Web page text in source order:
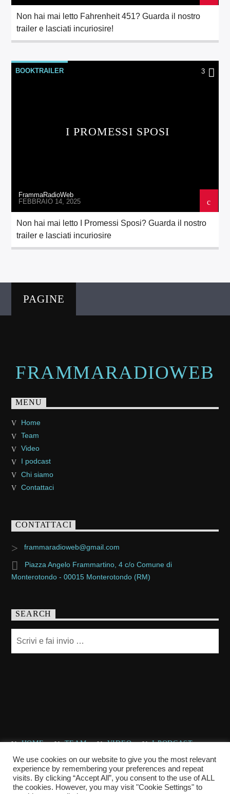
Non hai mai letto Fahrenheit 451? Guarda il nostro
trailer e lasciati incuriosire!
BOOKTRAILER 3
I PROMESSI SPOSI
FrammaRadioWeb
FEBBRAIO 14, 2025
Non hai mai letto I Promessi Sposi? Guarda il nostro
trailer e lasciati incuriosire
PAGINE
FRAMMARADIOWEB
MENU
Home
Team
Video
I podcast
Chi siamo
Contattaci
CONTATTACI
frammaradioweb@gmail.com
Piazza Angelo Frammartino, 4 c/o Comune di
Monterotondo - 00015 Monterotondo (RM)
SEARCH
HOME TEAM VIDEO
I PODCAST
We use cookies on our website to give you the most relevant
experience by remembering your preferences and repeat
visits. By clicking “Accept All”, you consent to the use of ALL
the cookies. However, you may visit "Cookie Settings" to